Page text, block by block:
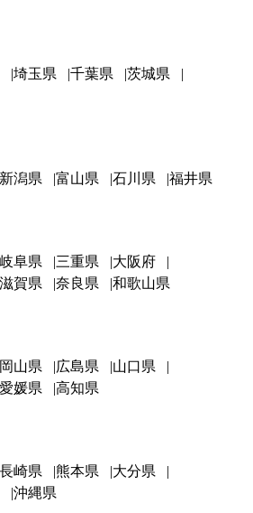
埼玉県 千葉県
茨城県
新潟県 富山県 石川県 福井県
岐阜県 三重県
大阪府
滋賀県 奈良県 和歌山県
岡山県 広島県
山口県
愛媛県 高知県
長崎県 熊本県
大分県
沖縄県